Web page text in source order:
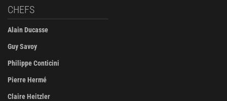
CHEFS
Alain Ducasse
Guy Savoy
Philippe Conticini
Pierre Hermé
Claire Heitzler